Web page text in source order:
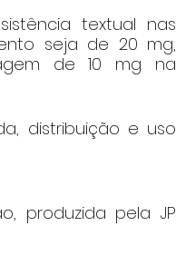
textual nas
seja de 20 mg,
de 10 mg na
distribuição e uso
produzida pela JP